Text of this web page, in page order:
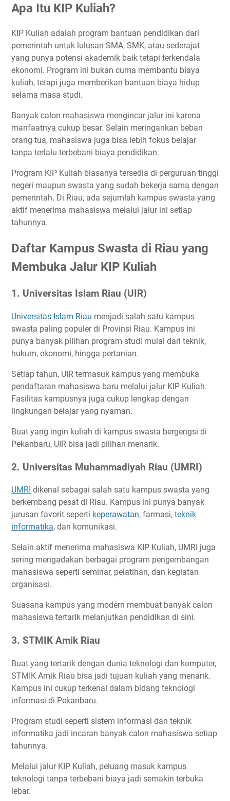
Apa Itu KIP Kuliah?
KIP Kuliah adalah program bantuan pendidikan dari
pemerintah untuk lulusan SMA, SMK, atau sederajat
yang punya potensi akademik baik tetapi terkendala
ekonomi. Program ini bukan cuma membantu biaya
kuliah, tetapi juga memberikan bantuan biaya hidup
selama masa studi.
Banyak calon mahasiswa mengincar jalur ini karena
manfaatnya cukup besar. Selain meringankan beban
orang tua, mahasiswa juga bisa lebih fokus belajar
tanpa terlalu terbebani biaya pendidikan.
Program KIP Kuliah biasanya tersedia di perguruan tinggi
negeri maupun swasta yang sudah bekerja sama dengan
pemerintah. Di Riau, ada sejumlah kampus swasta yang
aktif menerima mahasiswa melalui jalur ini setiap
tahunnya.
Daftar Kampus Swasta di Riau yang
Membuka Jalur KIP Kuliah
1. Universitas Islam Riau (UIR)
Universitas Islam Riau menjadi salah satu kampus
swasta paling populer di Provinsi Riau. Kampus ini
punya banyak pilihan program studi mulai dari teknik,
hukum, ekonomi, hingga pertanian.
Setiap tahun, UIR termasuk kampus yang membuka
pendaftaran mahasiswa baru melalui jalur KIP Kuliah.
Fasilitas kampusnya juga cukup lengkap dengan
lingkungan belajar yang nyaman.
Buat yang ingin kuliah di kampus swasta bergengsi di
Pekanbaru, UIR bisa jadi pilihan menarik.
2. Universitas Muhammadiyah Riau (UMRI)
UMRI dikenal sebagai salah satu kampus swasta yang
berkembang pesat di Riau. Kampus ini punya banyak
jurusan favorit seperti keperawatan, farmasi, teknik
informatika, dan komunikasi.
Selain aktif menerima mahasiswa KIP Kuliah, UMRI juga
sering mengadakan berbagai program pengembangan
mahasiswa seperti seminar, pelatihan, dan kegiatan
organisasi.
Suasana kampus yang modern membuat banyak calon
mahasiswa tertarik melanjutkan pendidikan di sini.
3. STMIK Amik Riau
Buat yang tertarik dengan dunia teknologi dan komputer,
STMIK Amik Riau bisa jadi tujuan kuliah yang menarik.
Kampus ini cukup terkenal dalam bidang teknologi
informasi di Pekanbaru.
Program studi seperti sistem informasi dan teknik
informatika jadi incaran banyak calon mahasiswa setiap
tahunnya.
Melalui jalur KIP Kuliah, peluang masuk kampus
teknologi tanpa terbebani biaya jadi semakin terbuka
lebar.